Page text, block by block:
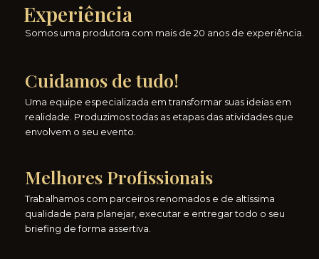
Experiência
Somos uma produtora com mais de 20 anos de experiência.
Cuidamos de tudo!
Uma equipe especializada em transformar suas ideias em
realidade. Produzimos todas as etapas das atividades que
envolvem o seu evento.
Melhores Profissionais
Trabalhamos com parceiros renomados e de altíssima
qualidade para planejar, executar e entregar todo o seu
briefing de forma assertiva.